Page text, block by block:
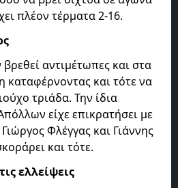
πλέον τέρματα 2-16.
αντιμέτωπες και στα
καταφέρνοντας και τότε να
τριάδα. Την ίδια
είχε επικρατήσει με
Φλέγγας και Γιάννης
και τότε.
ελλείψεις